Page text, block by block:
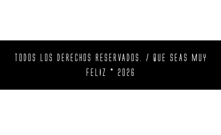
TODOS LOS DERECHOS RESERVADOS. / QUE SEAS MUY
FELIZ © 2026